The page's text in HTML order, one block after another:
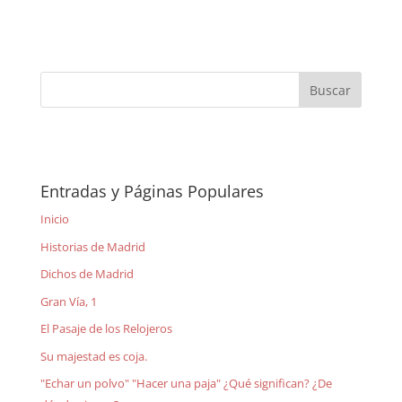
Entradas y Páginas Populares
Inicio
Historias de Madrid
Dichos de Madrid
Gran Vía, 1
El Pasaje de los Relojeros
Su majestad es coja.
"Echar un polvo" "Hacer una paja" ¿Qué significan? ¿De